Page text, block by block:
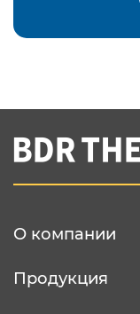
Вы
О компании
Продукция